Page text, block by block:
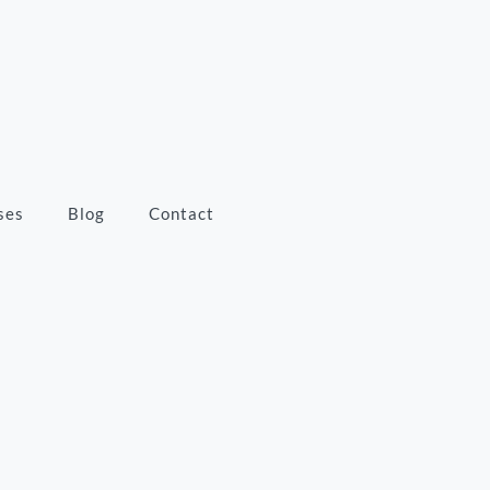
Blog Contact